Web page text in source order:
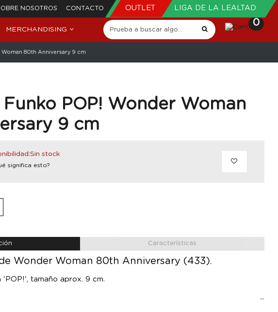
NOSOTROS CONTACTO OUTLET LIGA DE LA LEALTAD
MERCHANDISING
0
Woman 80th Anniversary 9 cm
Funko POP! Wonder Woman
9 cm
stock
significa esto?
Características
Wonder Woman 80th Anniversary (433).
tamaño aprox. 9 cm.